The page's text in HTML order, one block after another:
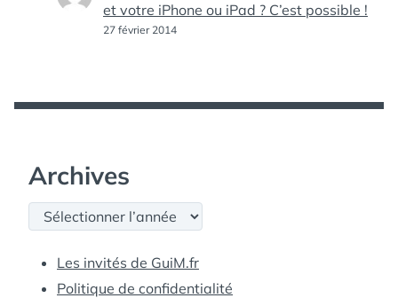
et votre iPhone ou iPad ? C’est possible !
27 février 2014
Archives
Archives
Les invités de GuiM.fr
Politique de confidentialité